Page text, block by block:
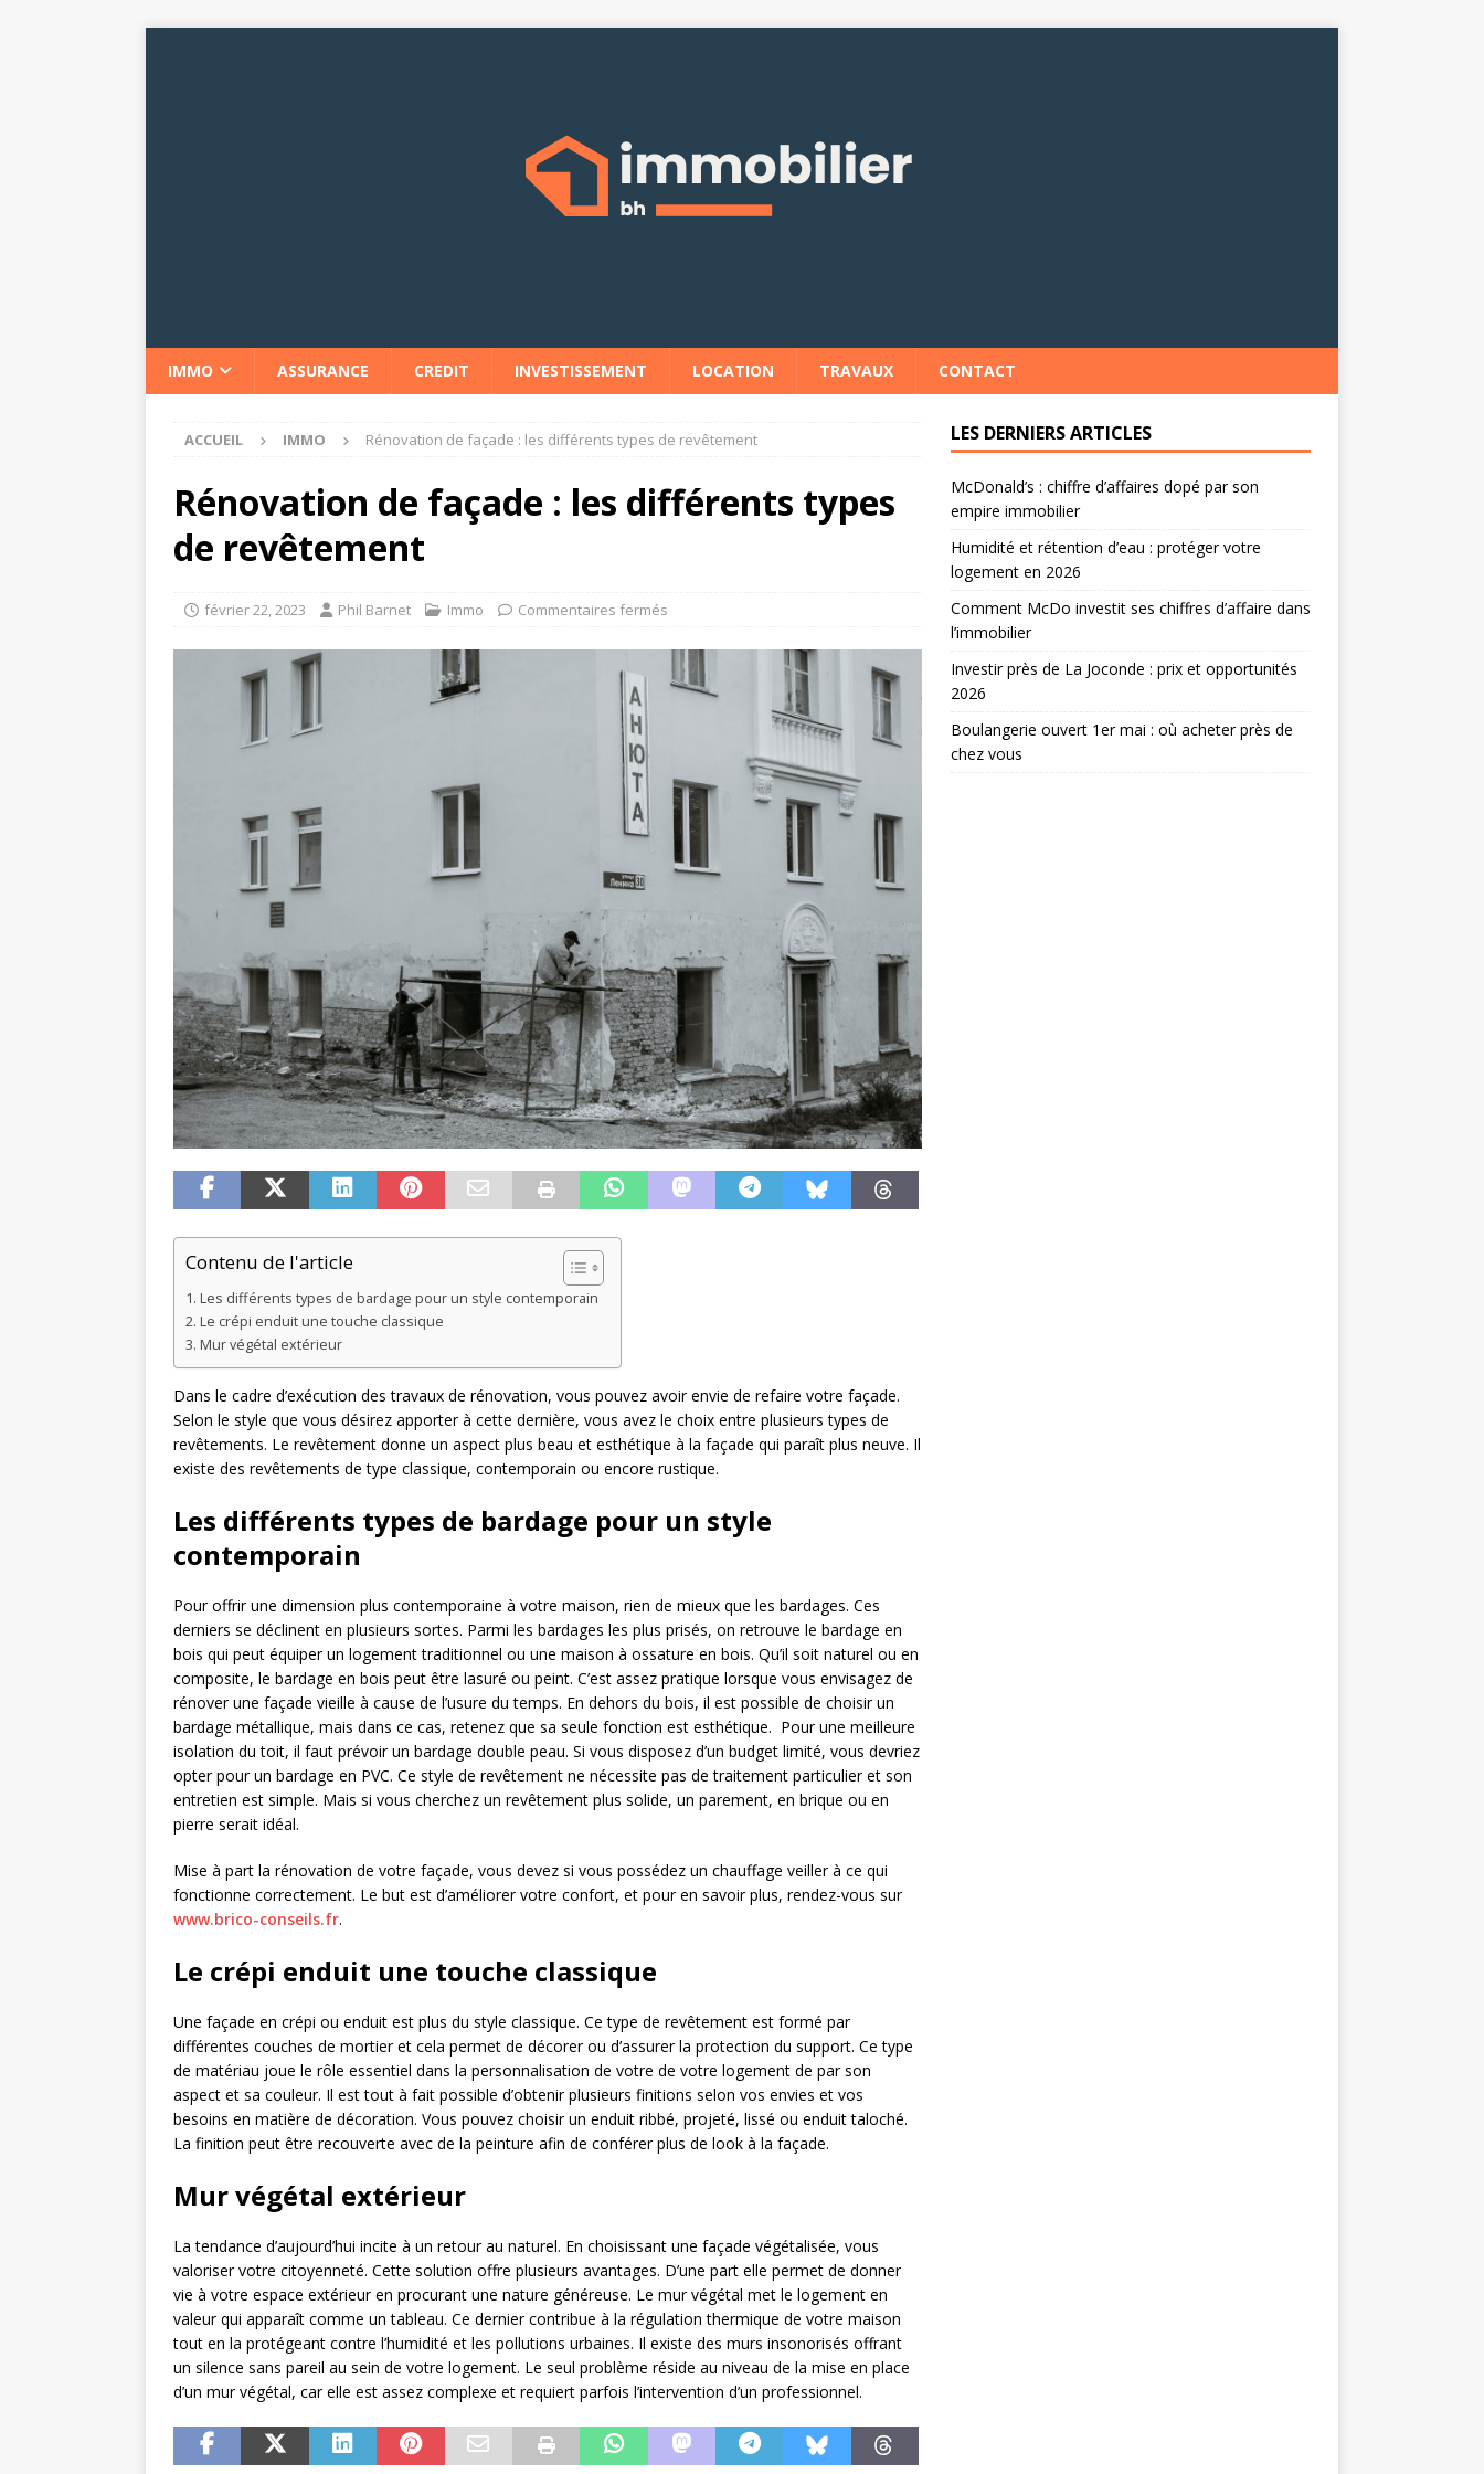
IMMO ASSURANCE CREDIT INVESTISSEMENT LOCATION TRAVAUX CONTACT
ACCUEIL IMMO Rénovation de façade : les différents types de revêtement
Rénovation de façade : les différents types
de revêtement
février 22, 2023 Phil Barnet Immo Commentaires fermés
Contenu de l'article
Les différents types de bardage pour un style contemporain
Le crépi enduit une touche classique
Mur végétal extérieur
Dans le cadre d’exécution des travaux de rénovation, vous pouvez avoir envie de refaire votre façade.
Selon le style que vous désirez apporter à cette dernière, vous avez le choix entre plusieurs types de
revêtements. Le revêtement donne un aspect plus beau et esthétique à la façade qui paraît plus neuve. Il
existe des revêtements de type classique, contemporain ou encore rustique.
Les différents types de bardage pour un style
contemporain
Pour offrir une dimension plus contemporaine à votre maison, rien de mieux que les bardages. Ces
derniers se déclinent en plusieurs sortes. Parmi les bardages les plus prisés, on retrouve le bardage en
bois qui peut équiper un logement traditionnel ou une maison à ossature en bois. Qu’il soit naturel ou en
composite, le bardage en bois peut être lasuré ou peint. C’est assez pratique lorsque vous envisagez de
rénover une façade vieille à cause de l’usure du temps. En dehors du bois, il est possible de choisir un
bardage métallique, mais dans ce cas, retenez que sa seule fonction est esthétique. Pour une meilleure
isolation du toit, il faut prévoir un bardage double peau. Si vous disposez d’un budget limité, vous devriez
opter pour un bardage en PVC. Ce style de revêtement ne nécessite pas de traitement particulier et son
entretien est simple. Mais si vous cherchez un revêtement plus solide, un parement, en brique ou en
pierre serait idéal.
Mise à part la rénovation de votre façade, vous devez si vous possédez un chauffage veiller à ce qui
fonctionne correctement. Le but est d’améliorer votre confort, et pour en savoir plus, rendez-vous sur
www.brico-conseils.fr.
Le crépi enduit une touche classique
Une façade en crépi ou enduit est plus du style classique. Ce type de revêtement est formé par
différentes couches de mortier et cela permet de décorer ou d’assurer la protection du support. Ce type
de matériau joue le rôle essentiel dans la personnalisation de votre de votre logement de par son
aspect et sa couleur. Il est tout à fait possible d’obtenir plusieurs finitions selon vos envies et vos
besoins en matière de décoration. Vous pouvez choisir un enduit ribbé, projeté, lissé ou enduit taloché.
La finition peut être recouverte avec de la peinture afin de conférer plus de look à la façade.
Mur végétal extérieur
La tendance d’aujourd’hui incite à un retour au naturel. En choisissant une façade végétalisée, vous
valoriser votre citoyenneté. Cette solution offre plusieurs avantages. D’une part elle permet de donner
vie à votre espace extérieur en procurant une nature généreuse. Le mur végétal met le logement en
valeur qui apparaît comme un tableau. Ce dernier contribue à la régulation thermique de votre maison
tout en la protégeant contre l’humidité et les pollutions urbaines. Il existe des murs insonorisés offrant
un silence sans pareil au sein de votre logement. Le seul problème réside au niveau de la mise en place
d’un mur végétal, car elle est assez complexe et requiert parfois l’intervention d’un professionnel.
LES DERNIERS ARTICLES
McDonald’s : chiffre d’affaires dopé par son
empire immobilier
Humidité et rétention d’eau : protéger votre
logement en 2026
Comment McDo investit ses chiffres d’affaire dans
l’immobilier
Investir près de La Joconde : prix et opportunités
2026
Boulangerie ouvert 1er mai : où acheter près de
chez vous